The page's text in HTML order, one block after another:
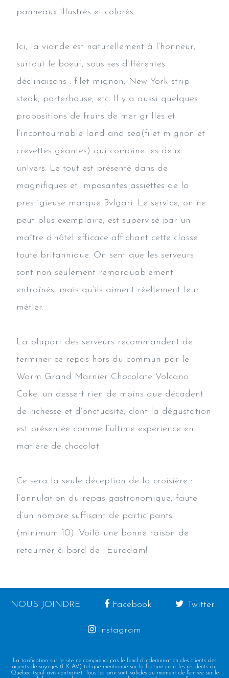
panneaux illustrés et colorés.
Ici, la viande est naturellement à l’honneur,
surtout le boeuf, sous ses différentes
déclinaisons : filet mignon, New York strip
steak, porterhouse, etc. Il y a aussi quelques
propositions de fruits de mer grillés et
l’incontournable land and sea(filet mignon et
crevettes géantes) qui combine les deux
univers. Le tout est présenté dans de
magnifiques et imposantes assiettes de la
prestigieuse marque Bvlgari. Le service, on ne
peut plus exemplaire, est supervisé par un
maître d’hôtel efficace affichant cette classe
toute britannique. On sent que les serveurs
sont non seulement remarquablement
entraînés, mais qu’ils aiment réellement leur
métier.
La plupart des serveurs recommandent de
terminer ce repas hors du commun par le
Warm Grand Marnier Chocolate Volcano
Cake, un dessert rien de moins que décadent
de richesse et d’onctuosité, dont la dégustation
est présentée comme l’ultime expérience en
matière de chocolat.
Ce sera la seule déception de la croisière :
l’annulation du repas gastronomique, faute
d’un nombre suffisant de participants
(minimum 10). Voilà une bonne raison de
retourner à bord de l’Eurodam!
NOUS JOINDRE Facebook Twitter
Instagram
La tarification sur le site ne comprend pas le fond d'indemnisation des clients des
agents de voyages (FICAV) tel que mentionné sur la facture pour les résidents du
Québec (sauf avis contraire). Tous les prix sont valides au moment de l'entrée sur le